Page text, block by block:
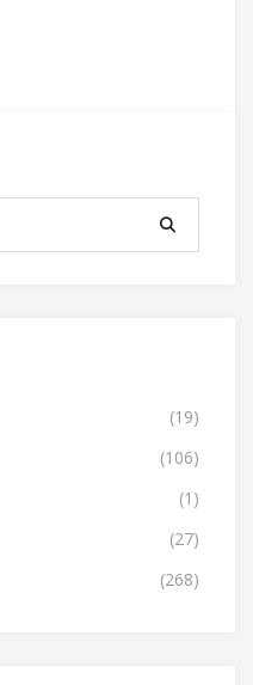
(19)
(106)
(1)
(27)
(268)